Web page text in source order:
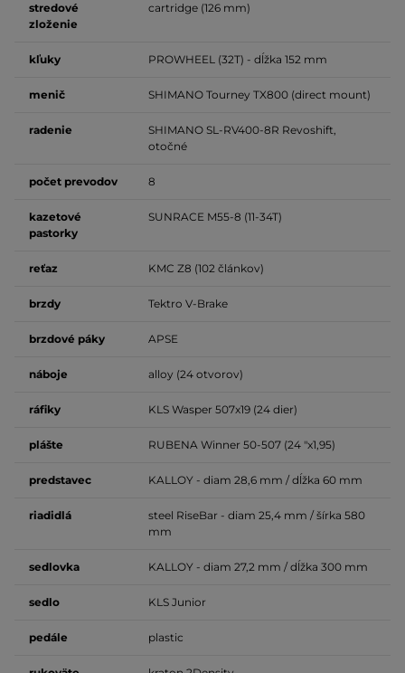
stredové
zloženie
cartridge (126 mm)
kľuky PROWHEEL (32T) - dĺžka 152 mm
menič SHIMANO Tourney TX800 (direct mount)
radenie
SHIMANO SL-RV400-8R Revoshift,
otočné
počet prevodov 8
kazetové
pastorky
SUNRACE M55-8 (11-34T)
reťaz KMC Z8 (102 článkov)
brzdy Tektro V-Brake
brzdové páky APSE
náboje alloy (24 otvorov)
ráfiky KLS Wasper 507x19 (24 dier)
plášte RUBENA Winner 50-507 (24 "x1,95)
predstavec KALLOY - diam 28,6 mm / dĺžka 60 mm
riadidlá
steel RiseBar - diam 25,4 mm / šírka 580
mm
sedlovka KALLOY - diam 27,2 mm / dĺžka 300 mm
sedlo KLS Junior
pedále plastic